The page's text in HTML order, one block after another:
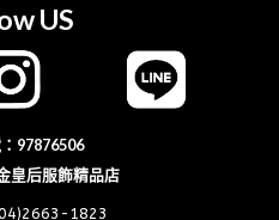
US
97876506
皇后服飾精品店
1823